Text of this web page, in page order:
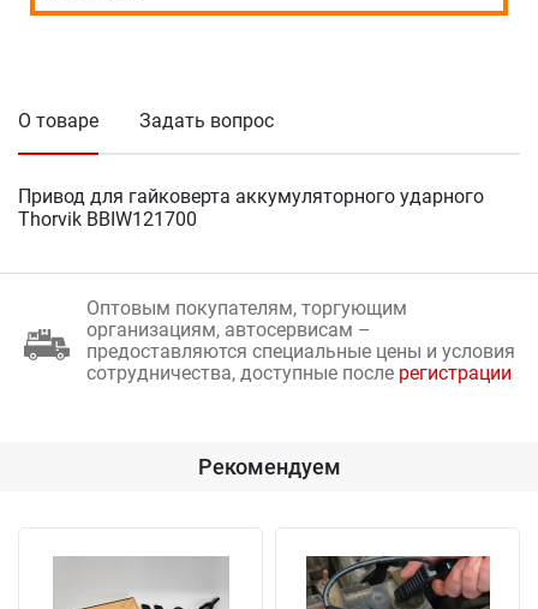
О товаре Задать вопрос
Привод для гайковерта аккумуляторного ударного
Thorvik BBIW121700
Оптовым покупателям, торгующим
организациям, автосервисам –
предоставляются специальные цены и условия
сотрудничества, доступные после регистрации
Рекомендуем